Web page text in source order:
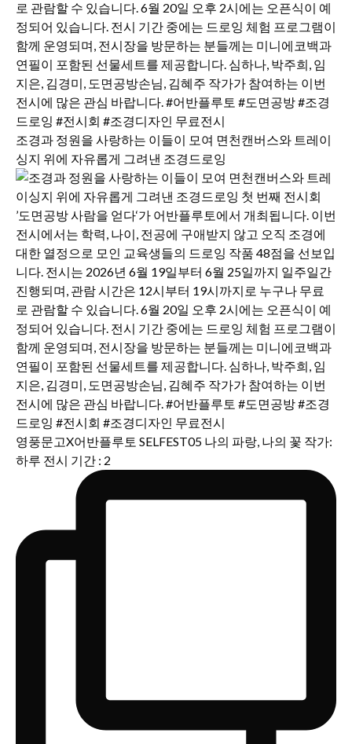
조경과 정원을 사랑하는 이들이 모여 면천캔버스와 트레이
싱지 위에 자유롭게 그려낸 조경드로잉
영풍문고X어반플루토 SELFEST05 나의 파랑, 나의 꽃 작가:
하루 전시 기간 : 2